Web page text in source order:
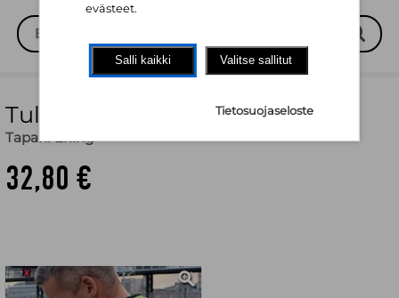
Tulli : tuttu mutta tuntematon
Tapani Erling
32,80 €
evästeet.
Salli kaikki Valitse sallitut
Tietosuojaseloste